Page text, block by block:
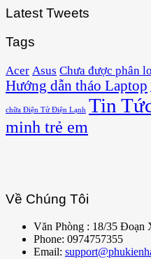
Latest Tweets
Tags
Acer Asus Chưa được phân
Hướng dẫn tháo Laptop
chữa Điện Tử Điện Lạnh Tin
minh trẻ em
Về Chúng Tôi
Văn Phòng : 18/35 Đoạn
Phone: 0974757355
Email: